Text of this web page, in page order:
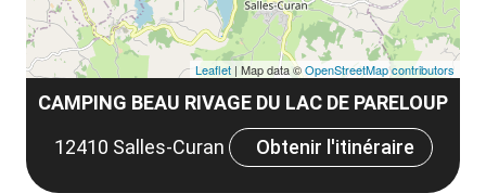
CAMPING BEAU RIVAGE DU LAC DE PARELOUP
12410 Salles-Curan
Obtenir l'itinéraire
Leaflet | Map data ©OpenStreetMap contributors